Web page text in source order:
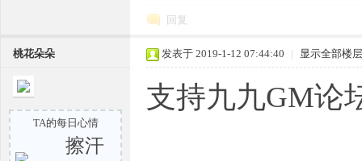
机
回复
桃花朵朵
TA的每日心情
擦汗
发表于 2019-1-12 07:44:40 | 显示全部楼层
支持九九GM论